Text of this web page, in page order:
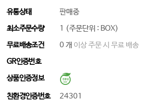
유통상태
판매중
최소주문수량
1 (주문단위 : BOX)
무료배송조건
0 개 이상 주문 시 무료 배송
GR인증번호
상품인증정보
친환경인증번호
24301